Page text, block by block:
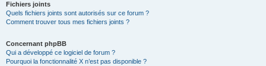
Fichiers joints
Quels fichiers joints sont autorisés sur ce forum ?
Comment trouver tous mes fichiers joints ?
Concernant phpBB
Qui a développé ce logiciel de forum ?
Pourquoi la fonctionnalité X n’est pas disponible ?